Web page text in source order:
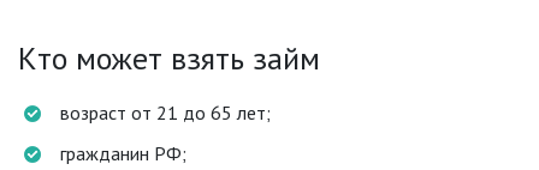
Кто может взять займ
возраст от 21 до 65 лет;
гражданин РФ;